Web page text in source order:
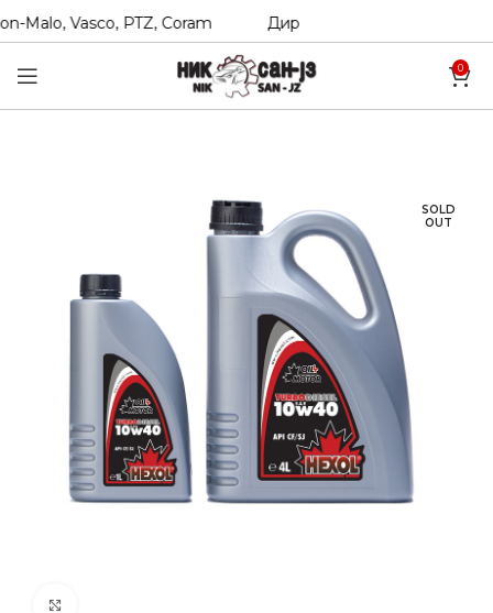
Vasco, PTZ, Coram Директни увозници на
0
SOLD
OUT